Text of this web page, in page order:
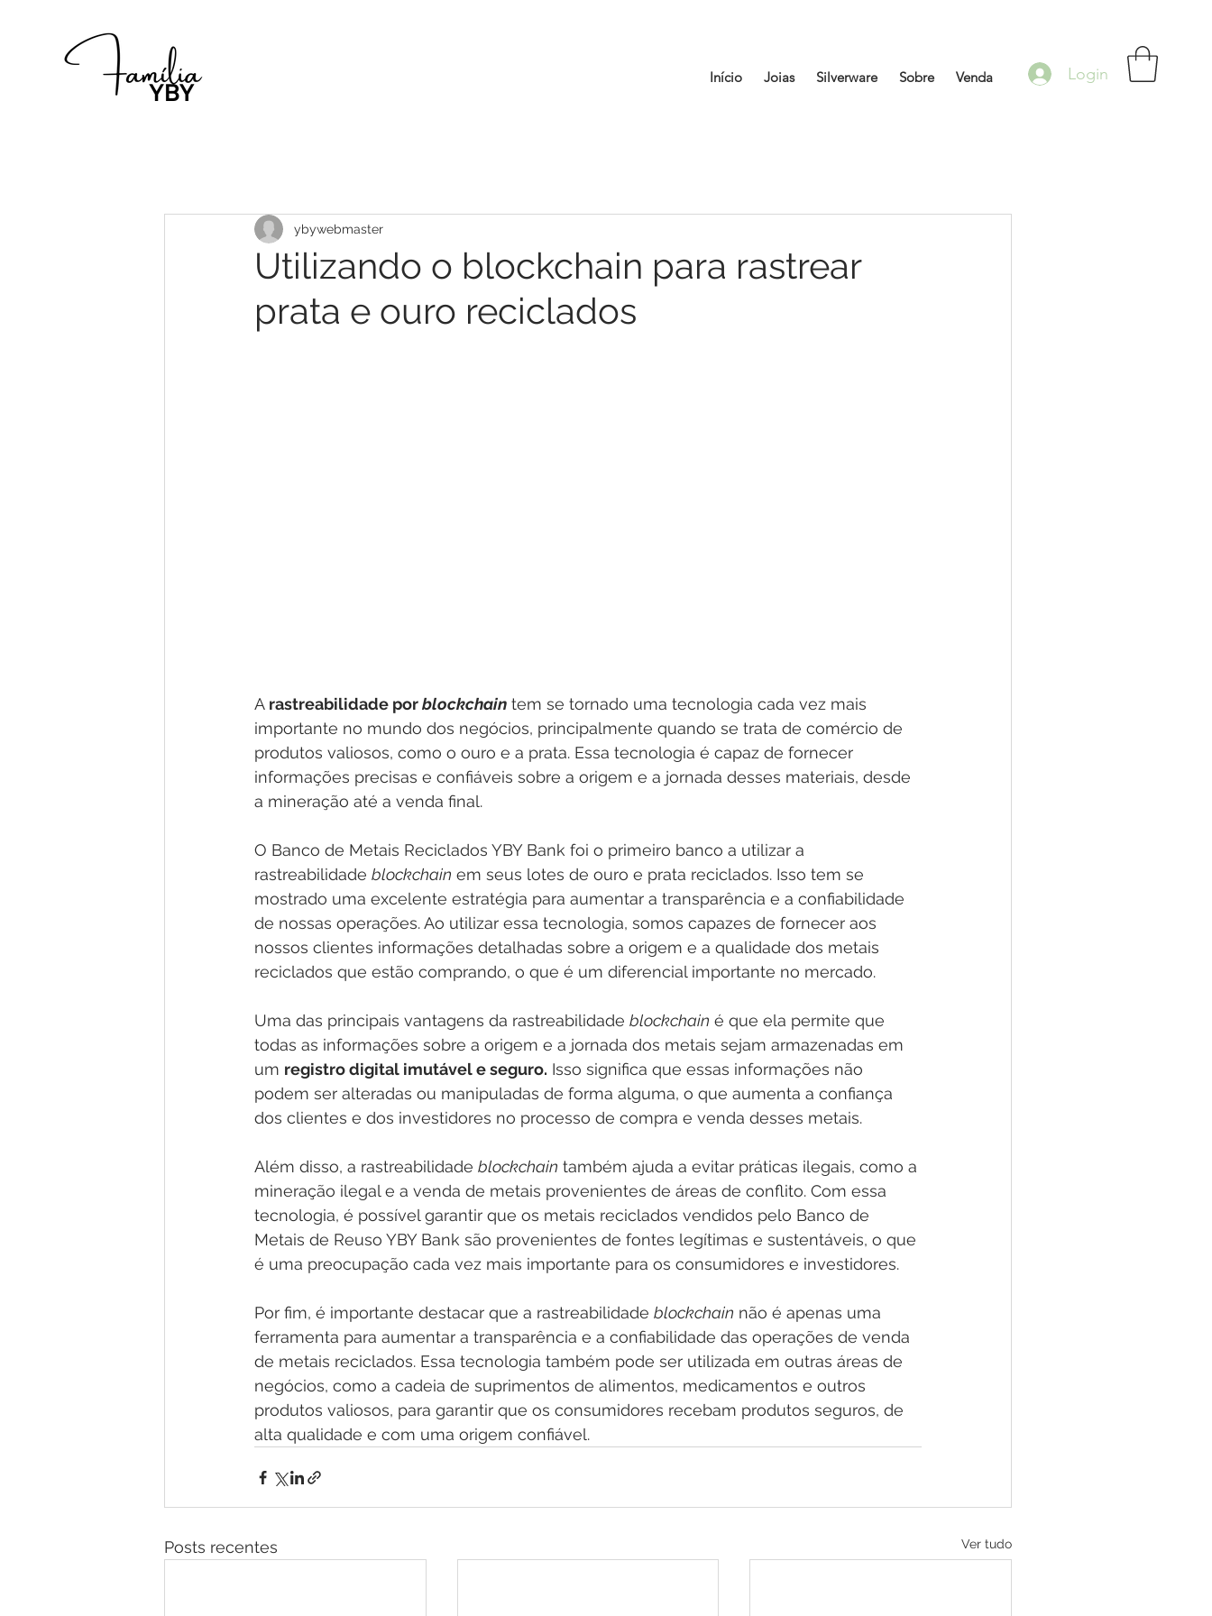
Início Joias Silverware Sobre Venda Login
Utilizando o blockchain para rastrear
prata e ouro reciclados
ybywebmaster
A rastreabilidade por blockchain tem se tornado uma tecnologia cada vez mais
importante no mundo dos negócios, principalmente quando se trata de comércio de
produtos valiosos, como o ouro e a prata. Essa tecnologia é capaz de fornecer
informações precisas e confiáveis sobre a origem e a jornada desses materiais, desde
a mineração até a venda final.
O Banco de Metais Reciclados YBY Bank foi o primeiro banco a utilizar a
rastreabilidade blockchain em seus lotes de ouro e prata reciclados. Isso tem se
mostrado uma excelente estratégia para aumentar a transparência e a confiabilidade
de nossas operações. Ao utilizar essa tecnologia, somos capazes de fornecer aos
nossos clientes informações detalhadas sobre a origem e a qualidade dos metais
reciclados que estão comprando, o que é um diferencial importante no mercado.
Uma das principais vantagens da rastreabilidade blockchain é que ela permite que
todas as informações sobre a origem e a jornada dos metais sejam armazenadas em
um registro digital imutável e seguro. Isso significa que essas informações não
podem ser alteradas ou manipuladas de forma alguma, o que aumenta a confiança
dos clientes e dos investidores no processo de compra e venda desses metais.
Além disso, a rastreabilidade blockchain também ajuda a evitar práticas ilegais, como a
mineração ilegal e a venda de metais provenientes de áreas de conflito. Com essa
tecnologia, é possível garantir que os metais reciclados vendidos pelo Banco de
Metais de Reuso YBY Bank são provenientes de fontes legítimas e sustentáveis, o que
é uma preocupação cada vez mais importante para os consumidores e investidores.
Por fim, é importante destacar que a rastreabilidade blockchain não é apenas uma
ferramenta para aumentar a transparência e a confiabilidade das operações de venda
de metais reciclados. Essa tecnologia também pode ser utilizada em outras áreas de
negócios, como a cadeia de suprimentos de alimentos, medicamentos e outros
produtos valiosos, para garantir que os consumidores recebam produtos seguros, de
alta qualidade e com uma origem confiável.
Posts recentes Ver tudo